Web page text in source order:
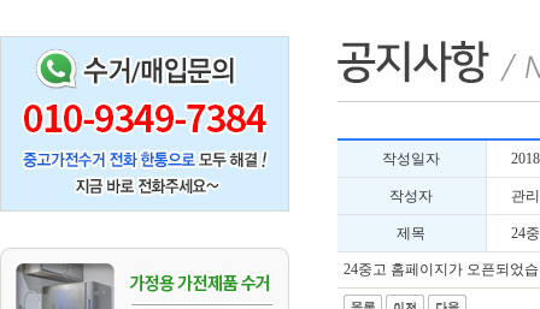
작성일자
작성자 관
제목 24
24중고 홈페이지가 오픈되었